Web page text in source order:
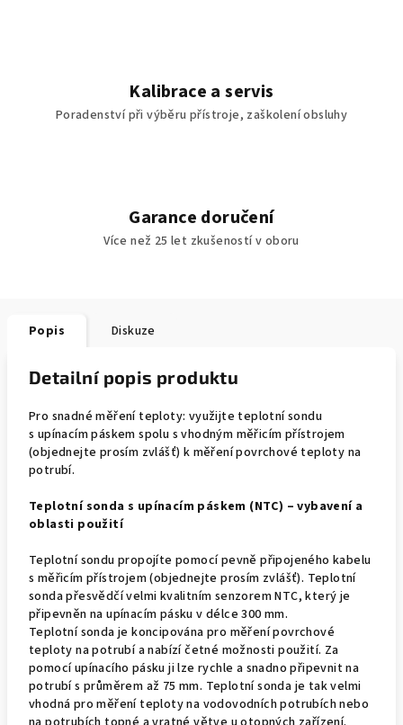
Kalibrace a servis
Poradenství při výběru přístroje, zaškolení obsluhy
Garance doručení
Více než 25 let zkušeností v oboru
Popis Diskuze
Detailní popis produktu
Pro snadné měření teploty: využijte teplotní sondu
s upínacím páskem spolu s vhodným měřicím přístrojem
(objednejte prosím zvlášť) k měření povrchové teploty na
potrubí.
Teplotní sonda s upínacím páskem (NTC) – vybavení a
oblasti použití
Teplotní sondu propojíte pomocí pevně připojeného kabelu
s měřicím přístrojem (objednejte prosím zvlášť). Teplotní
sonda přesvědčí velmi kvalitním senzorem NTC, který je
připevněn na upínacím pásku v délce 300 mm.
Teplotní sonda je koncipována pro měření povrchové
teploty na potrubí a nabízí četné možnosti použití. Za
pomocí upínacího pásku ji lze rychle a snadno připevnit na
potrubí s průměrem až 75 mm. Teplotní sonda je tak velmi
vhodná pro měření teploty na vodovodních potrubích nebo